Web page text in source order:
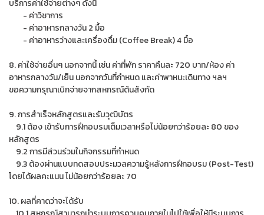
บริการค่าใช้จ่ายต่างๆ ดังนี้
- ค่าวิชาการ
- ค่าอาหารกลางวัน 2 มื้อ
- ค่าอาหารว่างและเครื่องดื่ม (Coffee Break) 4 มื้อ
8. ค่าใช้จ่ายอื่นๆ นอกจากนี้ เช่น ค่าที่พัก ราคาคืนละ 720 บาท/ห้อง ค่า
อาหารกลางวัน/เย็น นอกจากวันที่กำหนด และค่าพาหนะเดินทาง ฯลฯ
ขอความกรุณาเบิกจ่ายจากสหกรณ์ต้นสังกัด
9. การสำเร็จหลักสูตรและรับวุฒิบัตร
9.1 ต้อง เข้ารับการฝึกอบรมเต็มเวลาหรือไม่น้อยกว่าร้อยละ 80 ของ
หลักสูตร
9.2 การมีส่วนร่วมในกิจกรรมที่กำหนด
9.3 ต้องผ่านแบบทดสอบประมวลความรู้หลังการฝึกอบรม (Post-Test)
โดยได้ผลคะแนน ไม่น้อยกว่าร้อยละ 70
10. ผลที่คาดว่าจะได้รับ